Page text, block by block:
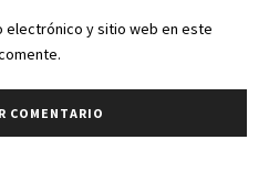
electrónico y sitio web en este